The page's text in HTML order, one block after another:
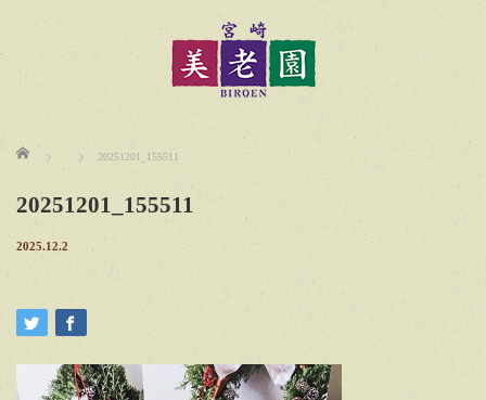
ホーム 20251201_155511
20251201_155511
2025.12.2